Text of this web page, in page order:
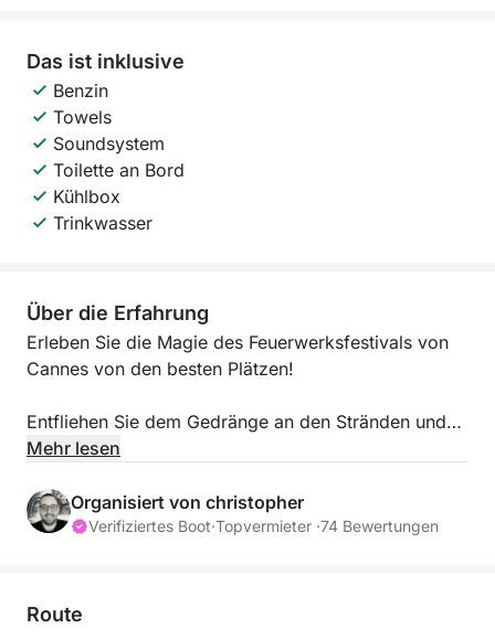
Das ist inklusive
Benzin
Towels
Soundsystem
Toilette an Bord
Kühlbox
Trinkwasser
Über die Erfahrung
Erleben Sie die Magie des Feuerwerksfestivals von
Cannes von den besten Plätzen!
Entfliehen Sie dem Gedränge an den Stränden und
den überfüllten Shuttlebooten. Genießen Sie einen
Boot mit einem professionellen Skipper.
segeln wir zu den kristallklaren Gewässern der
Mehr lesen
Organisiert von christopher
Verifiziertes Boot·Topvermieter ·74 Bewertungen
Route